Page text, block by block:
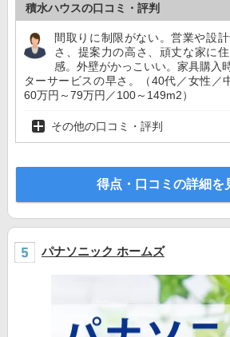
積水ハウスの口コミ・評判
間取りに制限がない。営業や設
さ、提案力の高さ、頑丈な家に
感。外壁がかっこいい。家具購入
ターサービスの早さ。（40代／女性／
60万円～79万円／100～149m2）
その他の口コミ・評判
得点・口コミの詳細を
パナソニック ホームズ